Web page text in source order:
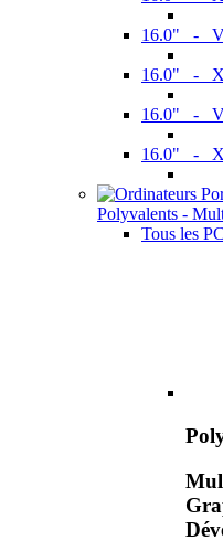
16.0" -
16.0" -
16.0" -
16.0" -
Polyvalents -
Tous les